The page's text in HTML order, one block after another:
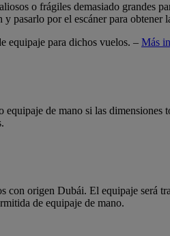
o frágiles demasiado grandes
pasarlo por el escáner para obtener
equipaje para dichos vuelos. – Más
de mano si las
origen Dubái. El equipaje será
de equipaje de mano.